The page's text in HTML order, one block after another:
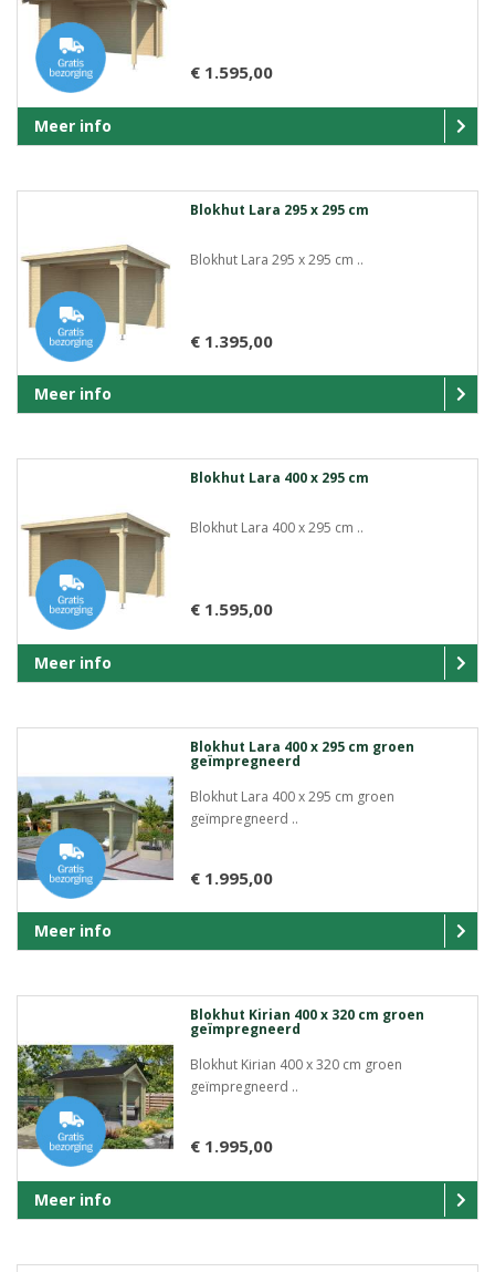
€ 1.595,00
Meer info
Blokhut Lara 295 x 295 cm
Blokhut Lara 295 x 295 cm ..
€ 1.395,00
Meer info
Blokhut Lara 400 x 295 cm
Blokhut Lara 400 x 295 cm ..
€ 1.595,00
Meer info
Blokhut Lara 400 x 295 cm groen
geïmpregneerd
Blokhut Lara 400 x 295 cm groen
geïmpregneerd ..
€ 1.995,00
Meer info
Blokhut Kirian 400 x 320 cm groen
geïmpregneerd
Blokhut Kirian 400 x 320 cm groen
geïmpregneerd ..
€ 1.995,00
Meer info